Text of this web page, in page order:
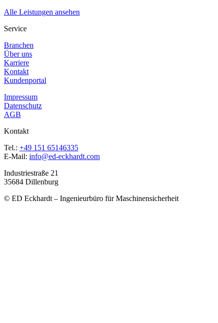
Alle Leistungen ansehen
Service
Branchen
Über uns
Karriere
Kontakt
Kundenportal
Impressum
Datenschutz
AGB
Kontakt
Tel.: +49 151 65146335
E-Mail: info@ed-eckhardt.com
Industriestraße 21
35684 Dillenburg
© ED Eckhardt – Ingenieurbüro für Maschinensicherheit